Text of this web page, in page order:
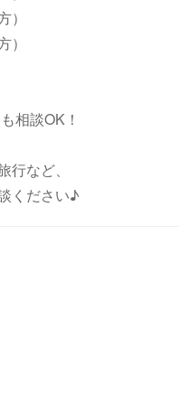
相談OK！
など、
ください♪